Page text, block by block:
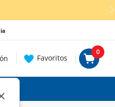
Favoritos
0